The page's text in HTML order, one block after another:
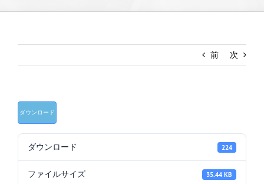
前 次
ダウンロード
ダウンロード 224
ファイルサイズ 35.44 KB